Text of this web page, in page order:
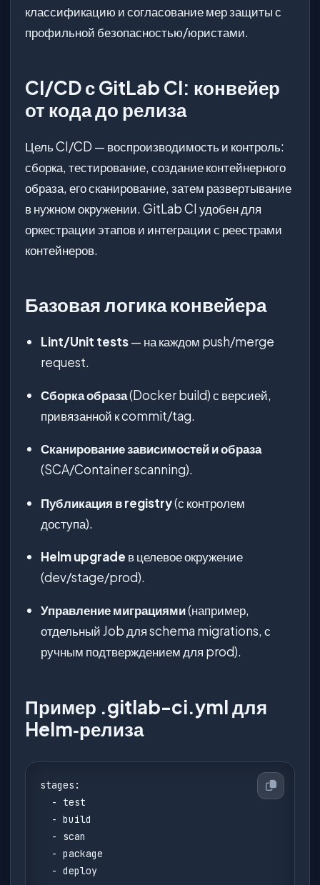
классификацию и согласование мер защиты с
профильной безопасностью/юристами.
CI/CD с GitLab CI: конвейер
от кода до релиза
Цель CI/CD — воспроизводимость и контроль:
сборка, тестирование, создание контейнерного
образа, его сканирование, затем развертывание
в нужном окружении. GitLab CI удобен для
оркестрации этапов и интеграции с реестрами
контейнеров.
Базовая логика конвейера
Lint/Unit tests— на каждом push/merge
request.
Сборка образа(Docker build) с версией,
привязанной к commit/tag.
Сканирование зависимостей и образа
(SCA/Container scanning).
Публикация в registry(с контролем
доступа).
Helm upgrade в целевое окружение
(dev/stage/prod).
Управление миграциями(например,
отдельный Job для schema migrations, с
ручным подтверждением для prod).
Пример .gitlab-ci.yml для
Helm‑релиза
stages:
  - test
  - build
  - scan
  - package
  - deploy